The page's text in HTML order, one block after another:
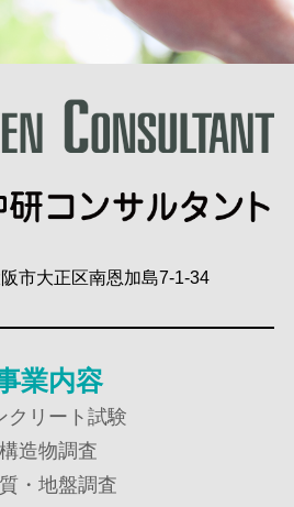
市大正区南恩加島7-1-34
業内容
クリート試験
構造物調査
・地盤調査